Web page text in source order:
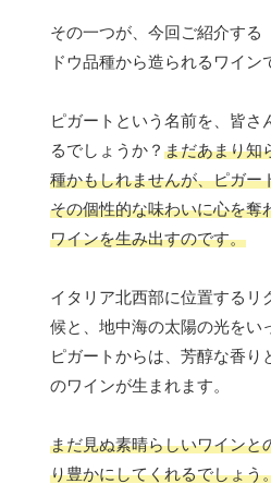
その一つが、今回ご紹介する
ドウ品種から造られるワイン
ピガートという名前を、皆さ
るでしょうか？ まだあまり知
種かもしれませんが、ピガー
その個性的な味わいに心を奪
ワインを生み出すのです。
イタリア北西部に位置するリ
候と、地中海の太陽の光をい
ピガートからは、芳醇な香り
のワインが生まれます。
まだ見ぬ素晴らしいワインと
り豊かにしてくれるでしょう